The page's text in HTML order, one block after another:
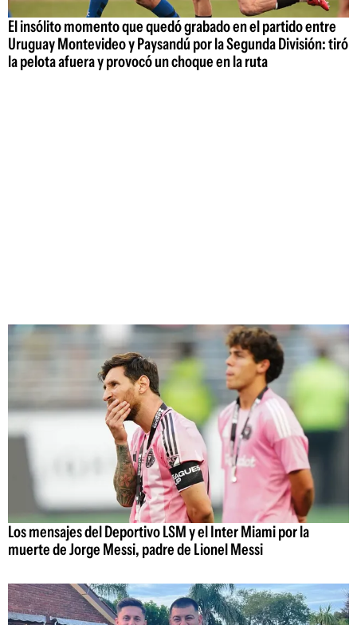
El insólito momento que quedó grabado en el partido entre
Uruguay Montevideo y Paysandú por la Segunda División: tiró
la pelota afuera y provocó un choque en la ruta
Los mensajes del Deportivo LSM y el Inter Miami por la
muerte de Jorge Messi, padre de Lionel Messi